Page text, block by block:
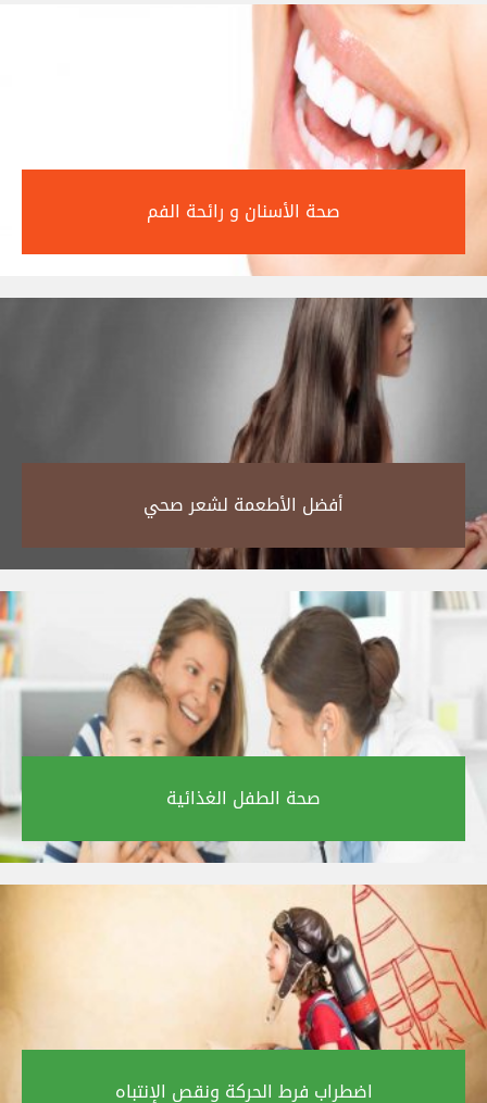
صحة الأسنان و رائحة الفم‎
أفضل الأطعمة لشعر صحي‎
صحة الطفل الغذائية‎
اضطراب فرط الحركة ونقص الإنتباه‎